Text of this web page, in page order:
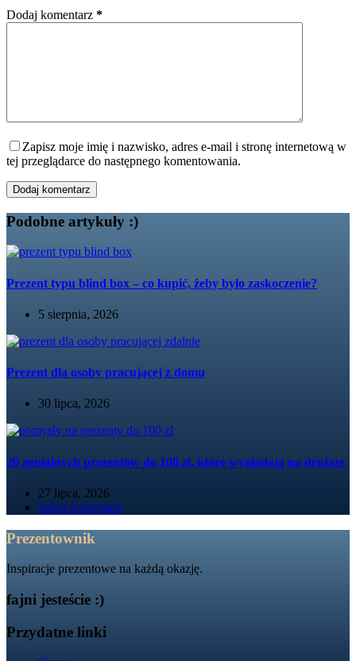
Dodaj komentarz *
Zapisz moje imię i nazwisko, adres e-mail i stronę internetową w
tej przeglądarce do następnego komentowania.
Dodaj komentarz
Podobne artykuły :)
Prezent typu blind box – co kupić, żeby było zaskoczenie?
5 sierpnia, 2026
Prezent dla osoby pracującej z domu
30 lipca, 2026
20 genialnych prezentów do 100 zł, które wyglądają na droższe
27 lipca, 2026
Jeden komentarz
Prezentownik
Inspiracje prezentowe na każdą okazję.
fajni jesteście :)
Przydatne linki